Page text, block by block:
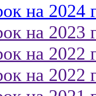
на 2024
на 2023
на 2022
на 2022